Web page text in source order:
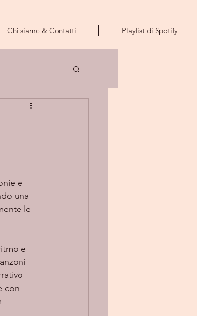
Chi siamo & Contatti Playlist di Spotify
e
una
le
con